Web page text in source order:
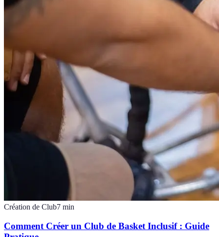
Création de Club7 min
Comment Créer un Club de Basket Inclusif : Guide